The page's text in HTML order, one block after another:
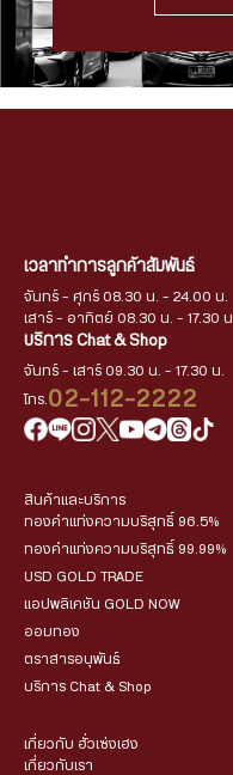
เวลาทำการลูกค้าสัมพันธ์
จันทร์ - ศุกร์ 08.30 น. - 24.00 น.
เสาร์ - อาทิตย์ 08.30 น. - 17.30 น.
บริการ Chat & Shop
จันทร์ - เสาร์ 09.30 น. - 17.30 น.
โทร. 02-112-2222
สินค้าและบริการ
ทองคำแท่งความบริสุทธิ์ 96.5%
ทองคำแท่งความบริสุทธิ์ 99.99%
USD GOLD TRADE
แอปพลิเคชัน GOLD NOW
ออมทอง
ตราสารอนุพันธ์
บริการ Chat & Shop
เกี่ยวกับ ฮั่วเซ่งเฮง
เกี่ยวกับเรา